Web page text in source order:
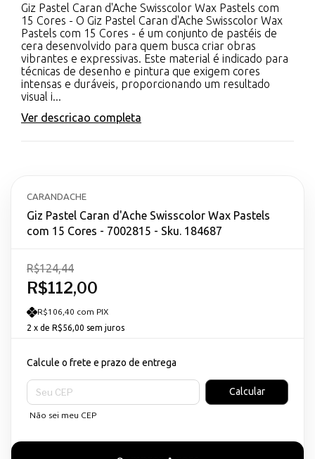
Giz Pastel Caran d'Ache Swisscolor Wax Pastels com
15 Cores - O Giz Pastel Caran d'Ache Swisscolor Wax
Pastels com 15 Cores - é um conjunto de pastéis de
cera desenvolvido para quem busca criar obras
vibrantes e expressivas. Este material é indicado para
técnicas de desenho e pintura que exigem cores
intensas e duráveis, proporcionando um resultado
visual i...
Ver descricao completa
CARANDACHE
Giz Pastel Caran d'Ache Swisscolor Wax Pastels
com 15 Cores - 7002815 - Sku. 184687
R$112,00
R$124,44
R$106,40 com PIX
2 x de R$56,00 sem juros
Calcule o frete e prazo de entrega
Entregas para o CEP:
Calcular
Não sei meu CEP